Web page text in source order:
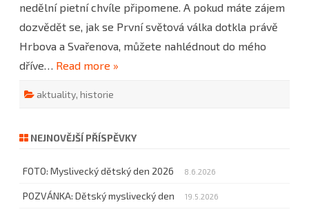
nedělní pietní chvíle připomene. A pokud máte zájem
dozvědět se, jak se První světová válka dotkla právě
Hrbova a Svařenova, můžete nahlédnout do mého
dříve… Read more »
aktuality, historie
NEJNOVĚJŠÍ PŘÍSPĚVKY
FOTO: Myslivecký dětský den 2026 8.6.2026
POZVÁNKA: Dětský myslivecký den 19.5.2026